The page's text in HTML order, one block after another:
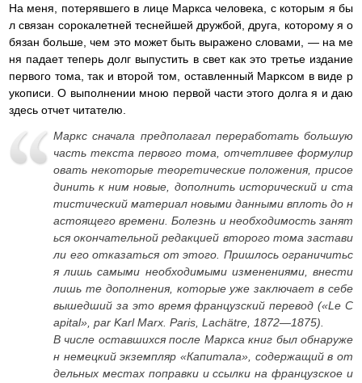
На меня, потерявшего в лице Маркса человека, с которым я бы
л связан сорокалетней теснейшей дружбой, друга, которому я о
бязан больше, чем это может быть выражено словами, — на ме
ня падает теперь долг выпустить в свет как это третье издание
первого тома, так и второй том, оставленный Марксом в виде р
укописи. О выполнении мною первой части этого долга я и даю
здесь отчет читателю.
Маркс сначала предполагал переработать большую
часть текста первого тома, отчетливее формулир
овать некоторые теоретические положения, присое
динить к ним новые, дополнить исторический и ста
тистический материал новыми данными вплоть до н
астоящего времени. Болезнь и необходимость занят
ься окончательной редакцией второго тома застави
ли его отказаться от этого. Пришлось ограничитьс
я лишь самыми необходимыми изменениями, внести
лишь те дополнения, которые уже заключает в себе
вышедший за это время французский перевод («Le C
apital», par Karl Marx. Paris, Lachätre, 1872—1875).
В числе оставшихся после Маркса книг был обнаруже
н немецкий экземпляр «Капитала», содержащий в от
дельных местах поправки и ссылки на французское и